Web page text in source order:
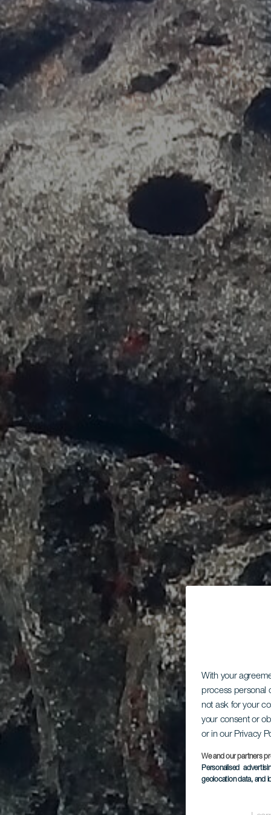
With your
process personal
not ask for your
your consent or
or in our Privacy
We and our partners
Personalised
geolocation data, and